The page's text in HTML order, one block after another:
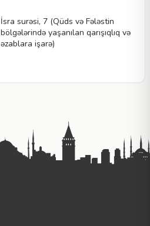
İsra surəsi, 7 (Qüds və Fələstin
bölgələrində yaşanılan qarışıqlıq və
əzablara işarə)